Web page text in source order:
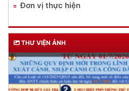
Đơn vị thực hiện
THƯ VIỆN ẢNH